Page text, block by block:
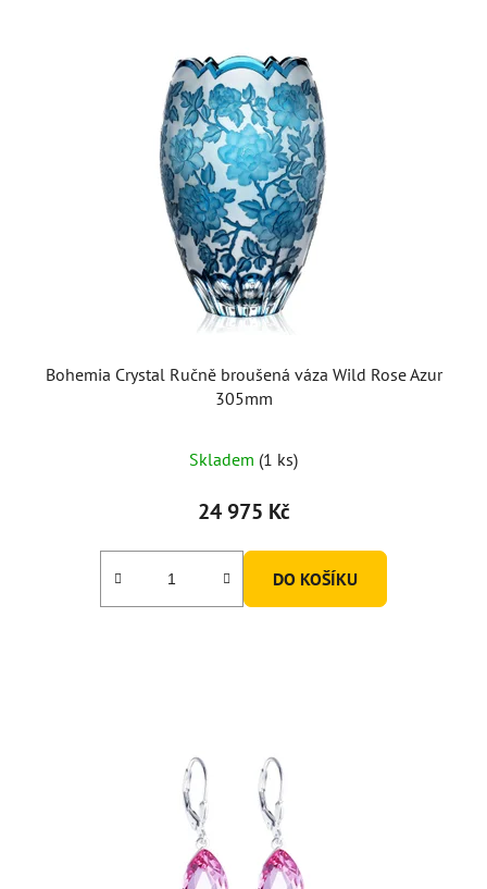
Bohemia Crystal Ručně broušená váza Wild Rose Azur
305mm
Skladem (1 ks)
24 975 Kč
DO KOŠÍKU